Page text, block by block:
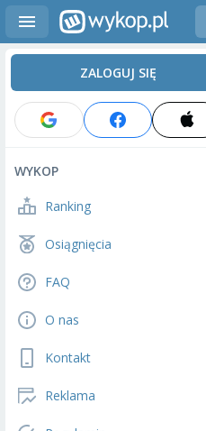
ZALOGUJ SIĘ
WYKOP
Ranking
Osiągnięcia
FAQ
O nas
Kontakt
Reklama